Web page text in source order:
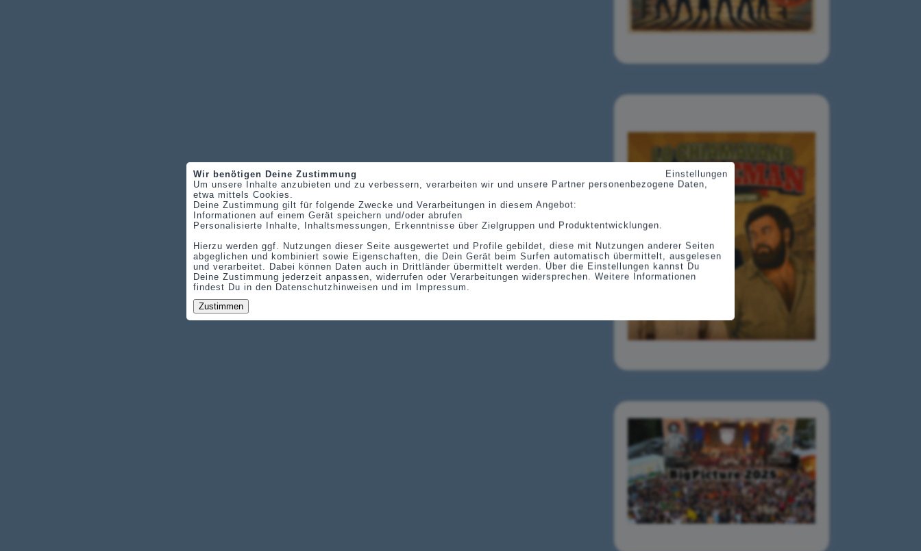
Wir benötigen Deine Zustimmung
Einstellungen
Um unsere Inhalte anzubieten und zu verbessern, verarbeiten wir und unsere Partner personenbezogene Daten,
etwa mittels Cookies.
Deine Zustimmung gilt für folgende Zwecke und Verarbeitungen in diesem Angebot:
Informationen auf einem Gerät speichern und/oder abrufen
Personalisierte Inhalte, Inhaltsmessungen, Erkenntnisse über Zielgruppen und Produktentwicklungen.
Hierzu werden ggf. Nutzungen dieser Seite ausgewertet und Profile gebildet, diese mit Nutzungen anderer Seiten
abgeglichen und kombiniert sowie Eigenschaften, die Dein Gerät beim Surfen automatisch übermittelt, ausgelesen
und verarbeitet. Dabei können Daten auch in Drittländer übermittelt werden. Über die Einstellungen kannst Du
Deine Zustimmung jederzeit anpassen, widerrufen oder Verarbeitungen widersprechen. Weitere Informationen
findest Du in den Datenschutzhinweisen und im Impressum.
Zustimmen